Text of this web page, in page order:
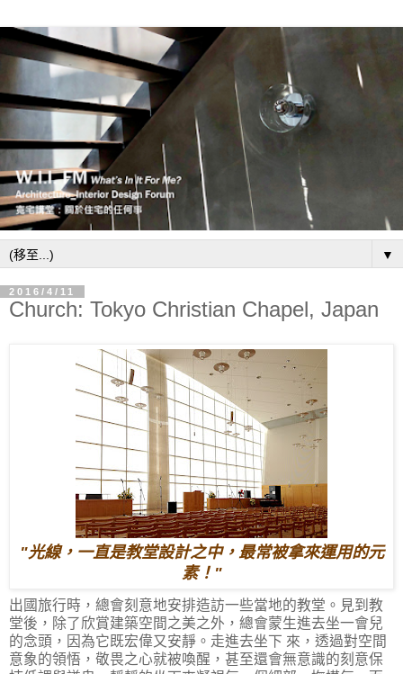
▼
2016/4/11
Church: Tokyo Christian Chapel, Japan
"光線，一直是教堂設計之中，最常被拿來運用的元
素！"
出國旅行時，總會刻意地安排造訪一些當地的教堂。見到教
堂後，除了欣賞建築空間之美之外，總會蒙生進去坐一會兒
的念頭，因為它既宏偉又安靜。走進去坐下 來，透過對空間
意象的領悟，敬畏之心就被喚醒，甚至還會無意識的刻意保